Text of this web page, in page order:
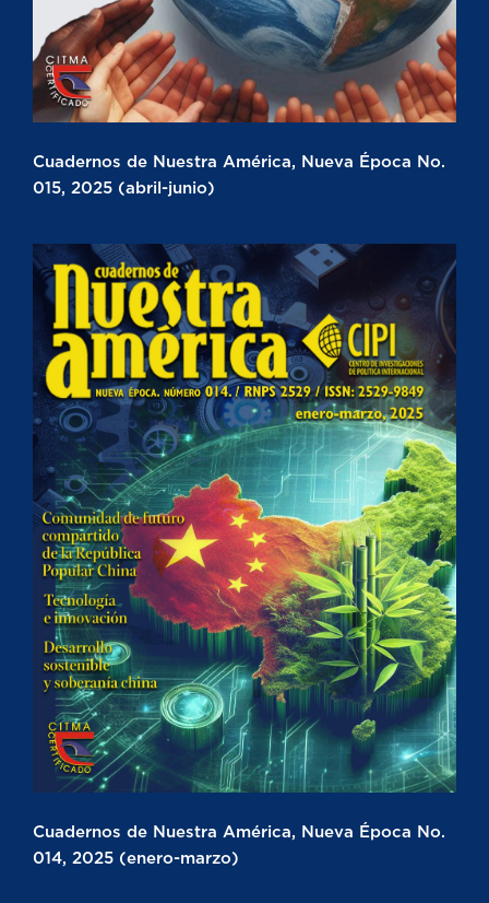
Cuadernos de Nuestra América, Nueva Época No.
015, 2025 (abril-junio)
Cuadernos de Nuestra América, Nueva Época No.
014, 2025 (enero-marzo)